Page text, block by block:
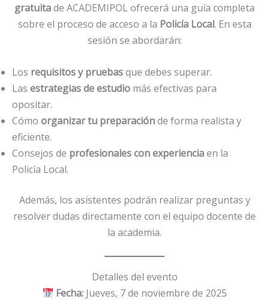
gratuitade ACADEMIPOL ofrecerá una guía completa
sobre el proceso de acceso a la Policía Local. En esta
sesión se abordarán:
Los requisitos y pruebasque debes superar.
Las estrategias de estudio más efectivas para
opositar.
Cómo organizar tu preparaciónde forma realista y
eficiente.
Consejos de profesionales con experienciaen la
Policía Local.
Además, los asistentes podrán realizar preguntas y
resolver dudas directamente con el equipo docente de
la academia.
Detalles del evento
Fecha:Jueves, 7 de noviembre de 2025